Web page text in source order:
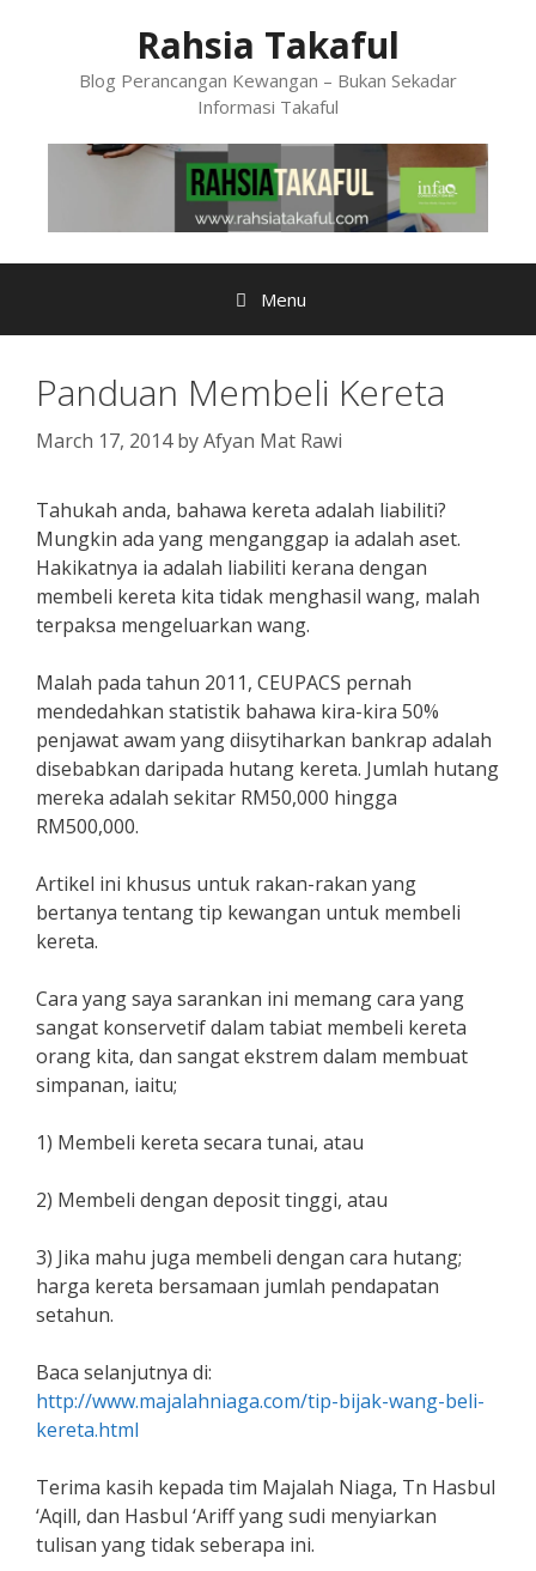
Rahsia Takaful
Blog Perancangan Kewangan – Bukan Sekadar
Informasi Takaful
Menu
Panduan Membeli Kereta
March 17, 2014 byAfyan Mat Rawi
Tahukah anda, bahawa kereta adalah liabiliti?
Mungkin ada yang menganggap ia adalah aset.
Hakikatnya ia adalah liabiliti kerana dengan
membeli kereta kita tidak menghasil wang, malah
terpaksa mengeluarkan wang.
Malah pada tahun 2011, CEUPACS pernah
mendedahkan statistik bahawa kira-kira 50%
penjawat awam yang diisytiharkan bankrap adalah
disebabkan daripada hutang kereta. Jumlah hutang
mereka adalah sekitar RM50,000 hingga
RM500,000.
Artikel ini khusus untuk rakan-rakan yang
bertanya tentang tip kewangan untuk membeli
kereta.
Cara yang saya sarankan ini memang cara yang
sangat konservetif dalam tabiat membeli kereta
orang kita, dan sangat ekstrem dalam membuat
simpanan, iaitu;
1) Membeli kereta secara tunai, atau
2) Membeli dengan deposit tinggi, atau
3) Jika mahu juga membeli dengan cara hutang;
harga kereta bersamaan jumlah pendapatan
setahun.
Baca selanjutnya di:
http://www.majalahniaga.com/tip-bijak-wang-beli-
kereta.html
Terima kasih kepada tim Majalah Niaga, Tn Hasbul
‘Aqill, dan Hasbul ‘Ariff yang sudi menyiarkan
tulisan yang tidak seberapa ini.